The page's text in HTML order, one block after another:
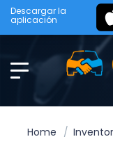
Descargar la
aplicación
Home